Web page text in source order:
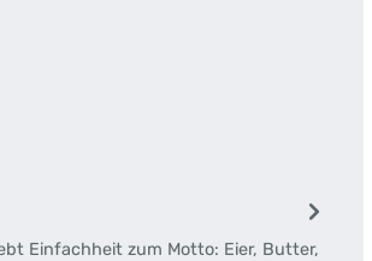
Einfachheit zum Motto: Eier, Butter,